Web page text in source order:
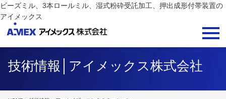
ビーズミル、3本ロールミル、湿式粉砕受託加工、押出成形付帯装置の
アイメックス
技術情報│アイメックス株式会社